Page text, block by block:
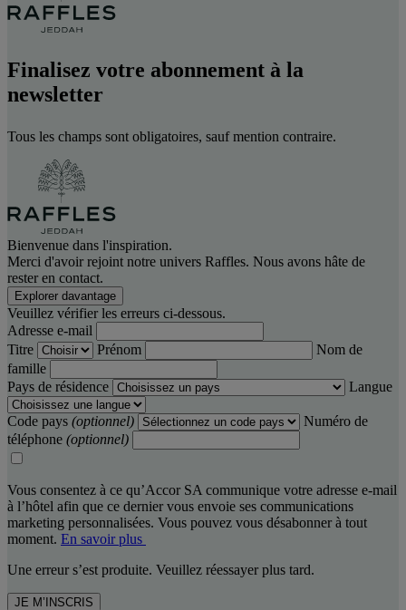
Finalisez votre abonnement à la
newsletter
Tous les champs sont obligatoires, sauf mention contraire.
Bienvenue dans l'inspiration.
Merci d'avoir rejoint notre univers Raffles. Nous avons hâte de
rester en contact.
Explorer davantage
Veuillez vérifier les erreurs ci-dessous.
Adresse e-mail
Titre
Prénom
Nom de
famille
Pays de résidence
Langue
Code pays (optionnel)
Numéro de
téléphone (optionnel)
Vous consentez à ce qu’Accor SA communique votre adresse e-mail
à l’hôtel afin que ce dernier vous envoie ses communications
marketing personnalisées. Vous pouvez vous désabonner à tout
moment. En savoir plus
Une erreur s’est produite. Veuillez réessayer plus tard.
JE M’INSCRIS